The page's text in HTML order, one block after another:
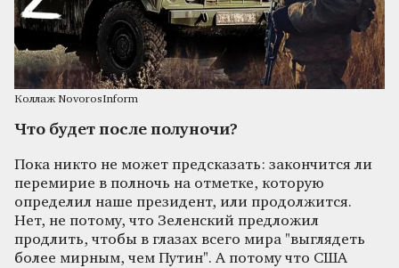
Коллаж NovorosInform
Что будет после полуночи?
Пока никто не может предсказать: закончится ли
перемирие в полночь на отметке, которую
определил наше президент, или продолжится.
Нет, не потому, что Зеленский предложил
продлить, чтобы в глазах всего мира "выглядеть
более мирным, чем Путин". А потому что США